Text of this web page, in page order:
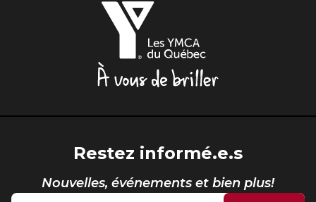
Trouver une Zone jeunesse
Restez informé.e.s
Nouvelles, événements et bien plus!